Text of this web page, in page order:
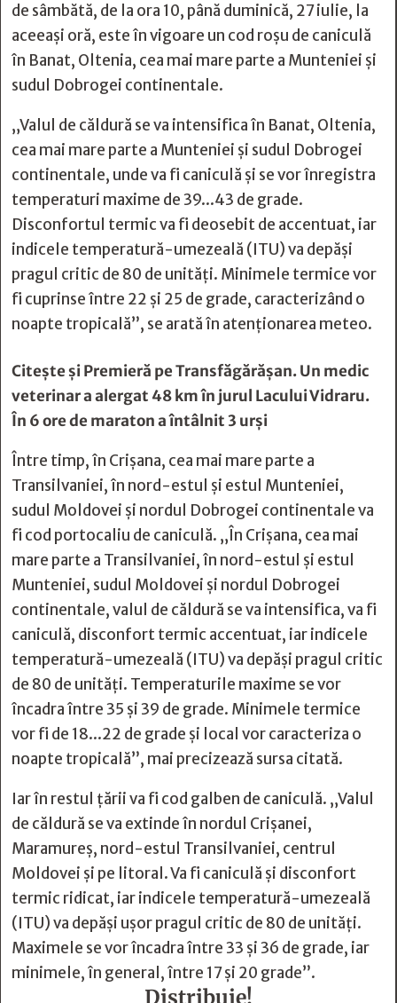
de sâmbătă, de la ora 10, până duminică, 27 iulie, la
aceeași oră, este în vigoare un cod roșu de caniculă
în Banat, Oltenia, cea mai mare parte a Munteniei și
sudul Dobrogei continentale.
„Valul de căldură se va intensifica în Banat, Oltenia,
cea mai mare parte a Munteniei și sudul Dobrogei
continentale, unde va fi caniculă și se vor înregistra
temperaturi maxime de 39...43 de grade.
Disconfortul termic va fi deosebit de accentuat, iar
indicele temperatură-umezeală (ITU) va depăși
pragul critic de 80 de unități. Minimele termice vor
fi cuprinse între 22 și 25 de grade, caracterizând o
noapte tropicală”, se arată în atenționarea meteo.
Citește șiPremieră pe Transfăgărăşan. Un medic
veterinar a alergat 48 km în jurul Lacului Vidraru.
În 6 ore de maraton a întâlnit 3 urşi
Între timp, în Crișana, cea mai mare parte a
Transilvaniei, în nord-estul și estul Munteniei,
sudul Moldovei și nordul Dobrogei continentale va
fi cod portocaliu de caniculă. „În Crișana, cea mai
mare parte a Transilvaniei, în nord-estul și estul
Munteniei, sudul Moldovei și nordul Dobrogei
continentale, valul de căldură se va intensifica, va fi
caniculă, disconfort termic accentuat, iar indicele
temperatură-umezeală (ITU) va depăși pragul critic
de 80 de unități. Temperaturile maxime se vor
încadra între 35 și 39 de grade. Minimele termice
vor fi de 18...22 de grade și local vor caracteriza o
noapte tropicală”, mai precizează sursa citată.
Iar în restul țării va fi cod galben de caniculă. „Valul
de căldură se va extinde în nordul Crișanei,
Maramureș, nord-estul Transilvaniei, centrul
Moldovei și pe litoral. Va fi caniculă și disconfort
termic ridicat, iar indicele temperatură-umezeală
(ITU) va depăși ușor pragul critic de 80 de unități.
Maximele se vor încadra între 33 și 36 de grade, iar
minimele, în general, între 17 și 20 grade”.
Distribuie!